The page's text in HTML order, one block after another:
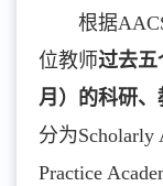
根据
位教师过去五
月 ） 的科研、
分为Scholarly
Practice